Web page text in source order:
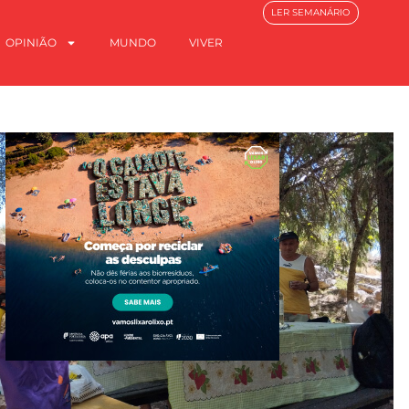
OPINIÃO MUNDO VIVER
LER SEMANÁRIO